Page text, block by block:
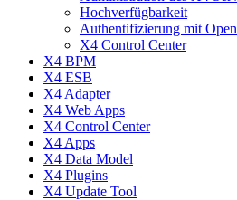
Hochverfügbarkeit
Authentifizierung mit
X4 Control Center
X4 BPM
X4 ESB
X4 Adapter
X4 Web Apps
X4 Control Center
X4 Apps
X4 Data Model
X4 Plugins
X4 Update Tool